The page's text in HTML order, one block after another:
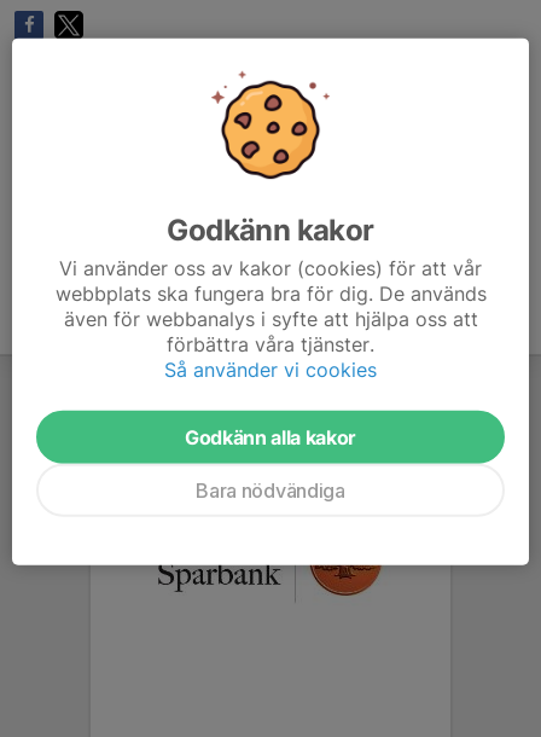
Godkänn kakor
Vi använder oss av kakor (cookies) för att vår
webbplats ska fungera bra för dig. De används
även för webbanalys i syfte att hjälpa oss att
förbättra våra tjänster.
Så använder vi cookies
Godkänn alla kakor
Bara nödvändiga